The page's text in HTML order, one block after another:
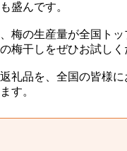
盛んです。
梅の生産量が全国トッ
梅干しをぜひお試しく
返礼品を、全国の皆様
す。